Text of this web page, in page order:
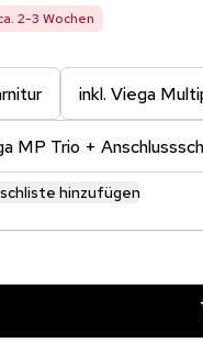
2-3 Wochen
inkl. Viega
MP Trio +
hinzufügen